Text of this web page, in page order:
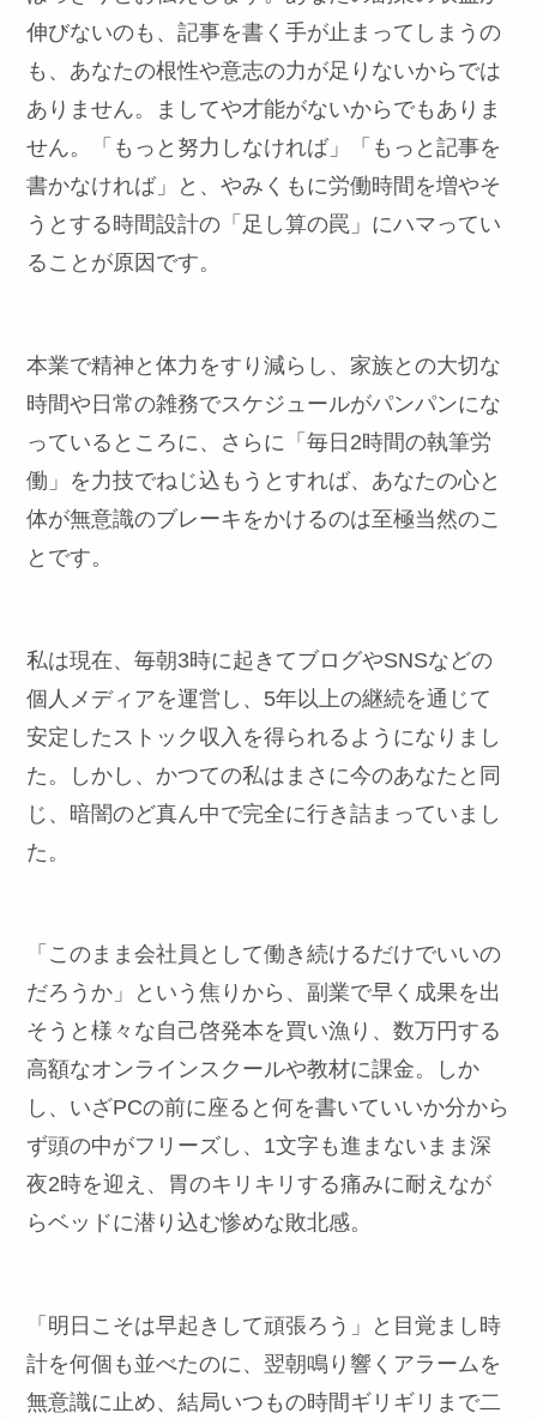
伸びないのも、記事を書く手が止まってしまうの
も、あなたの根性や意志の力が足りないからでは
ありません。ましてや才能がないからでもありま
せん。「もっと努力しなければ」「もっと記事を
書かなければ」と、やみくもに労働時間を増やそ
うとする時間設計の「足し算の罠」にハマってい
ることが原因です。
本業で精神と体力をすり減らし、家族との大切な
時間や日常の雑務でスケジュールがパンパンにな
っているところに、さらに「毎日2時間の執筆労
働」を力技でねじ込もうとすれば、あなたの心と
体が無意識のブレーキをかけるのは至極当然のこ
とです。
私は現在、毎朝3時に起きてブログやSNSなどの
個人メディアを運営し、5年以上の継続を通じて
安定したストック収入を得られるようになりまし
た。しかし、かつての私はまさに今のあなたと同
じ、暗闇のど真ん中で完全に行き詰まっていまし
た。
「このまま会社員として働き続けるだけでいいの
だろうか」という焦りから、副業で早く成果を出
そうと様々な自己啓発本を買い漁り、数万円する
高額なオンラインスクールや教材に課金。しか
し、いざPCの前に座ると何を書いていいか分から
ず頭の中がフリーズし、1文字も進まないまま深
夜2時を迎え、胃のキリキリする痛みに耐えなが
らベッドに潜り込む惨めな敗北感。
「明日こそは早起きして頑張ろう」と目覚まし時
計を何個も並べたのに、翌朝鳴り響くアラームを
無意識に止め、結局いつもの時間ギリギリまで二